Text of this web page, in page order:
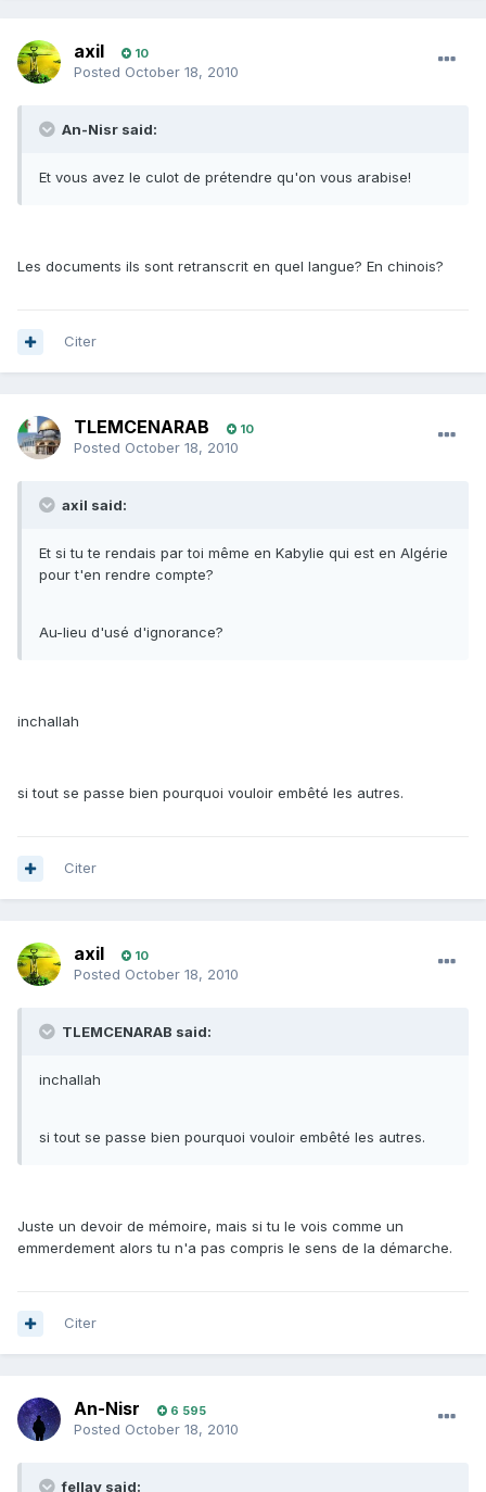
axil 10
Posted October 18, 2010
An-Nisr said:
Et vous avez le culot de prétendre qu'on vous arabise!
Les documents ils sont retranscrit en quel langue? En chinois?
Citer
TLEMCENARAB 10
Posted October 18, 2010
axil said:
Et si tu te rendais par toi même en Kabylie qui est en Algérie
pour t'en rendre compte?
Au-lieu d'usé d'ignorance?
inchallah
si tout se passe bien pourquoi vouloir embêté les autres.
Citer
axil 10
Posted October 18, 2010
TLEMCENARAB said:
inchallah
si tout se passe bien pourquoi vouloir embêté les autres.
Juste un devoir de mémoire, mais si tu le vois comme un
emmerdement alors tu n'a pas compris le sens de la démarche.
Citer
An-Nisr 6 595
Posted October 18, 2010
fellay said: